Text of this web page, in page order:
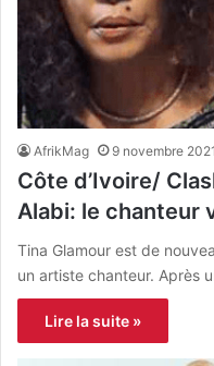
AfrikMag 9 novembre 2021
Côte d’Ivoire/
Alabi: le chanteur
Tina Glamour est de
un artiste chanteur. Après
Lire la suite »